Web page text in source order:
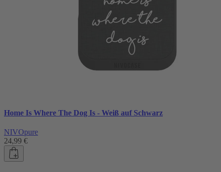
Home Is Where The Dog Is - Weiß auf Schwarz
NIVOpure
24,99 €